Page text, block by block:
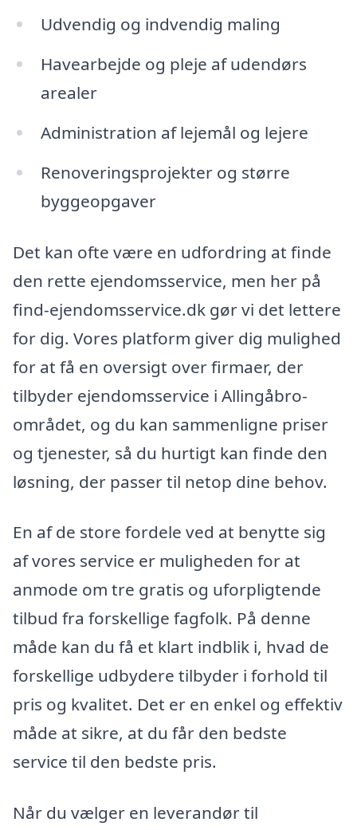
Udvendig og indvendig maling
Havearbejde og pleje af udendørs
arealer
Administration af lejemål og lejere
Renoveringsprojekter og større
byggeopgaver
Det kan ofte være en udfordring at finde
den rette ejendomsservice, men her på
find-ejendomsservice.dk gør vi det lettere
for dig. Vores platform giver dig mulighed
for at få en oversigt over firmaer, der
tilbyder ejendomsservice i Allingåbro-
området, og du kan sammenligne priser
og tjenester, så du hurtigt kan finde den
løsning, der passer til netop dine behov.
En af de store fordele ved at benytte sig
af vores service er muligheden for at
anmode om tre gratis og uforpligtende
tilbud fra forskellige fagfolk. På denne
måde kan du få et klart indblik i, hvad de
forskellige udbydere tilbyder i forhold til
pris og kvalitet. Det er en enkel og effektiv
måde at sikre, at du får den bedste
service til den bedste pris.
Når du vælger en leverandør til